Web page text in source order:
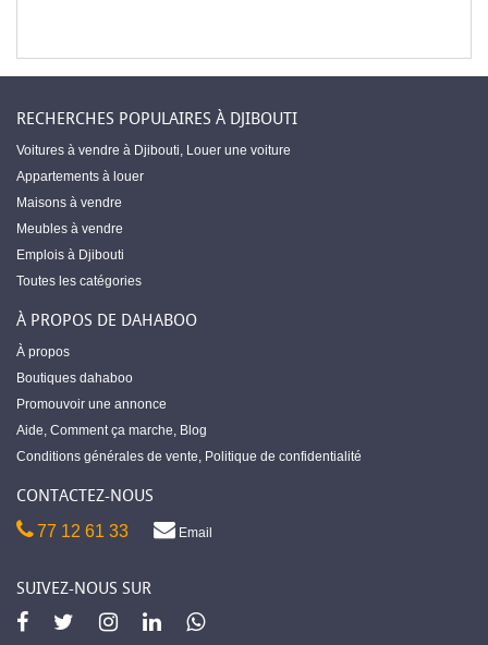
RECHERCHES POPULAIRES À DJIBOUTI
Voitures à vendre à Djibouti, Louer une voiture
Appartements à louer
Maisons à vendre
Meubles à vendre
Emplois à Djibouti
Toutes les catégories
À PROPOS DE DAHABOO
À propos
Boutiques dahaboo
Promouvoir une annonce
Aide, Comment ça marche, Blog
Conditions générales de vente, Politique de confidentialité
CONTACTEZ-NOUS
77 12 61 33 Email
SUIVEZ-NOUS SUR